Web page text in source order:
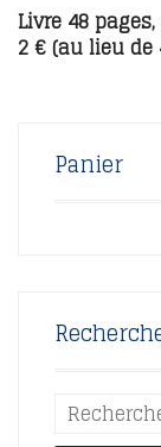
Livre 48
2 € (au lieu de
Panier